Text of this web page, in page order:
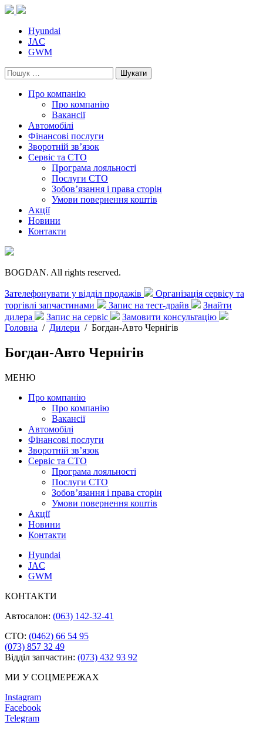
Skip
contentHyundai
JAC
GWM
Пошук:
Про компанію
Про компанію
Вакансії
Автомобілі
Фінансові послуги
Зворотній зв’язок
Cервіс та СТО
Програма лояльності
Послуги СТО
Зобов’язання і права сторін
Умови повернення коштів
Акції
Новини
Контакти
BOGDAN. All rights reserved.
Зателефонувати у відділ продажів
Організація сервісу та
торгівлі запчастинами
Запис на тест-драйв
Знайти
дилера
Запис на сервіс
Замовити консультацію
Головна / Дилери / Богдан-Авто Чернігів
Богдан-Авто Чернігів
МЕНЮ
Про компанію
Про компанію
Вакансії
Автомобілі
Фінансові послуги
Зворотній зв’язок
Cервіс та СТО
Програма лояльності
Послуги СТО
Зобов’язання і права сторін
Умови повернення коштів
Акції
Новини
Контакти
Hyundai
JAC
GWM
КОНТАКТИ
Автосалон: (063) 142-32-41
СТО: (0462) 66 54 95
(073) 857 32 49
Відділ запчастин: (073) 432 93 92
МИ У СОЦМЕРЕЖАХ
Instagram
Facebook
Telegram